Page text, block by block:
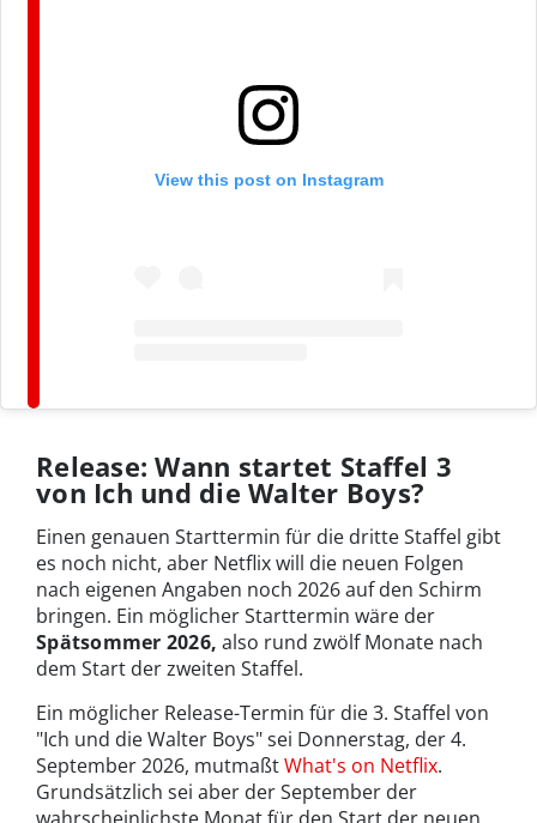
View this post on Instagram
Release: Wann startet Staffel 3
von Ich und die Walter Boys?
Einen genauen Starttermin für die dritte Staffel gibt
es noch nicht, aber Netflix will die neuen Folgen
nach eigenen Angaben noch 2026 auf den Schirm
bringen. Ein möglicher Starttermin wäre der
Spätsommer 2026, also rund zwölf Monate nach
dem Start der zweiten Staffel.
Ein möglicher Release-Termin für die 3. Staffel von
"Ich und die Walter Boys" sei Donnerstag, der 4.
September 2026, mutmaßtWhat's on Netflix.
Grundsätzlich sei aber der September der